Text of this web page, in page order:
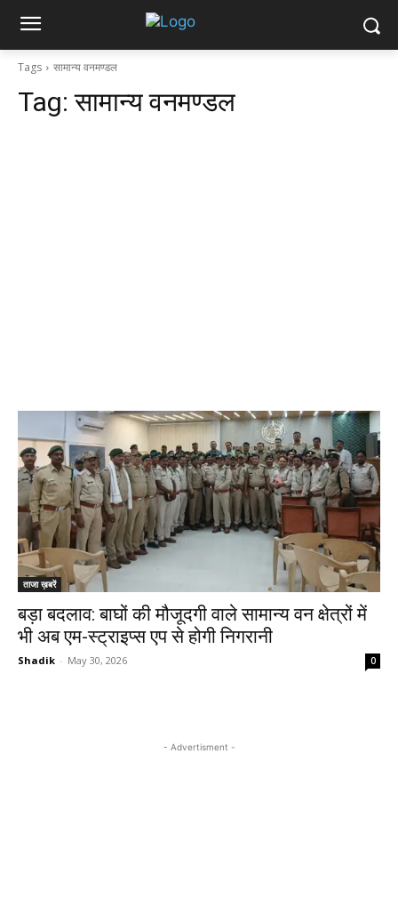
Tags सामान्य वनमण्डल
Tag:सामान्य वनमण्डल
ताजा ख़बरें
बड़ा बदलाव: बाघों की मौजूदगी वाले सामान्य वन क्षेत्रों में
भी अब एम-स्ट्राइप्स एप से होगी निगरानी
Shadik - May 30, 2026 0
- Advertisment -